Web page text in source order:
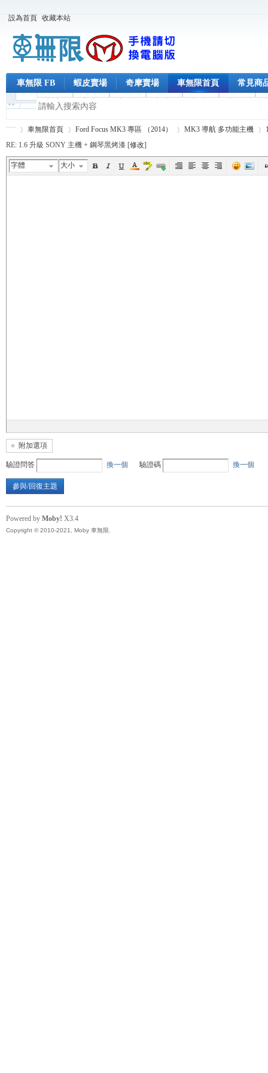
設為首頁 收藏本站
車無限 FB 蝦皮賣場 奇摩賣場 車無限首頁 常見商
限
車無限首頁 Ford Focus MK3 專區 （2014） MK3 導航 多功能主機
RE: 1.6 升級 SONY 主機 + 鋼琴黑烤漆 [修改]
字體 大小
附加選項
驗證問答 換一個 驗證碼 換一個
參與/回復主題
Powered by Moby! X3.4
Copyright © 2010-2021, Moby 車無限.